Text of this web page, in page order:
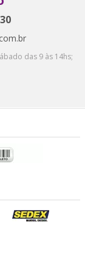
das 9 às 14hs;